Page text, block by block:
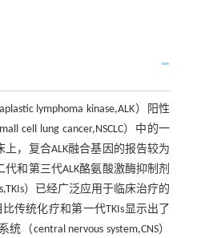
lymphoma kinase,ALK）阳性
cell lung cancer,NSCLC）中的一
，复合ALK融合基因的报告较为
和第三代ALK酪氨酸激酶抑制剂
）已经广泛应用于临床治疗的
传统化疗和第一代TKIs显示出了
（central nervous system,CNS）